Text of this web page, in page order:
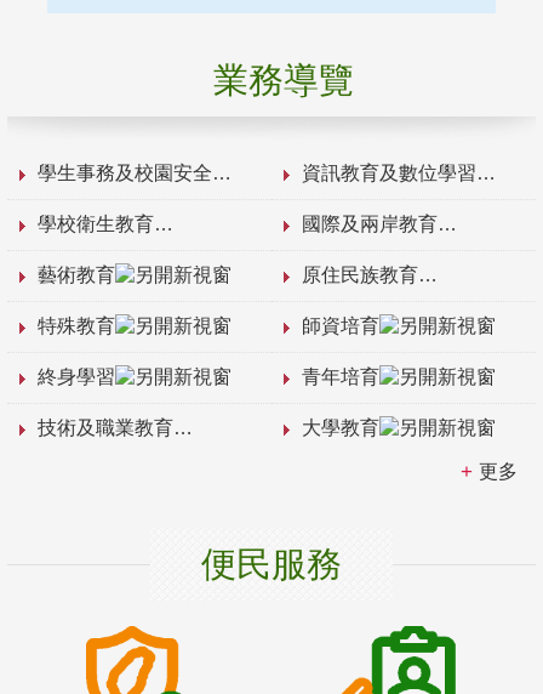
業務導覽
學生事務及校園安全 資訊教育及數位學習
學校衛生教育 國際及兩岸教育
藝術教育 原住民族教育
特殊教育 師資培育
終身學習 青年培育
技術及職業教育 大學教育
更多
便民服務